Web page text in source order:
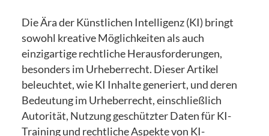
Die Ära der Künstlichen Intelligenz (KI) bringt
sowohl kreative Möglichkeiten als auch
einzigartige rechtliche Herausforderungen,
besonders im Urheberrecht. Dieser Artikel
beleuchtet, wie KI Inhalte generiert, und deren
Bedeutung im Urheberrecht, einschließlich
Autorität, Nutzung geschützter Daten für KI-
Training und rechtliche Aspekte von KI-